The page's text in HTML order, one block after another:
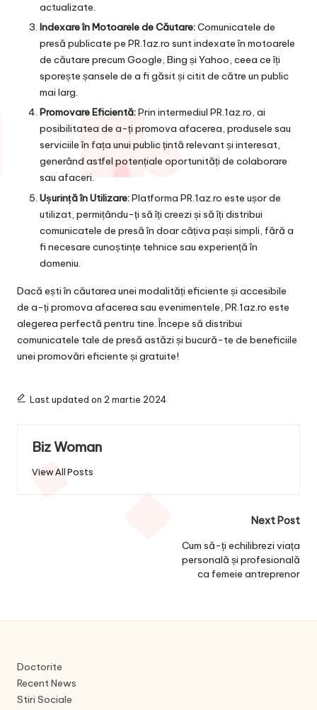
actualizate.
Indexare în Motoarele de Căutare:Comunicatele de
presă publicate pe PR.1az.ro sunt indexate în motoarele
de căutare precum Google, Bing și Yahoo, ceea ce îți
sporește șansele de a fi găsit și citit de către un public
mai larg.
Promovare Eficientă:Prin intermediul PR.1az.ro, ai
posibilitatea de a-ți promova afacerea, produsele sau
serviciile în fața unui public țintă relevant și interesat,
generând astfel potențiale oportunități de colaborare
sau afaceri.
Ușurință în Utilizare:Platforma PR.1az.ro este ușor de
utilizat, permițându-ți să îți creezi și să îți distribui
comunicatele de presă în doar câțiva pași simpli, fără a
fi necesare cunoștințe tehnice sau experiență în
domeniu.
Dacă ești în căutarea unei modalități eficiente și accesibile
de a-ți promova afacerea sau evenimentele, PR.1az.ro este
alegerea perfectă pentru tine. Începe să distribui
comunicatele tale de presă astăzi și bucură-te de beneficiile
unei promovări eficiente și gratuite!
Last updated on 2 martie 2024
Biz Woman
View All Posts
Next Post
Cum să-ți echilibrezi viața
personală și profesională
ca femeie antreprenor
Doctorite
Recent News
Stiri Sociale